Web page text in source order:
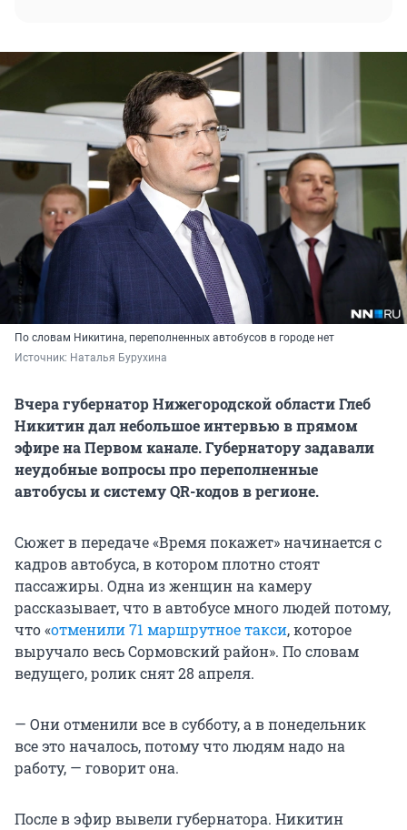
По словам Никитина, переполненных автобусов в городе нет
Источник: Наталья Бурухина
Вчера губернатор Нижегородской области Глеб
Никитин дал небольшое интервью в прямом
эфире на Первом канале. Губернатору задавали
неудобные вопросы про переполненные
автобусы и систему QR-кодов в регионе.
Сюжет в передаче «Время покажет» начинается с
кадров автобуса, в котором плотно стоят
пассажиры. Одна из женщин на камеру
рассказывает, что в автобусе много людей потому,
что «отменили 71 маршрутное такси, которое
выручало весь Сормовский район». По словам
ведущего, ролик снят 28 апреля.
— Они отменили все в субботу, а в понедельник
все это началось, потому что людям надо на
работу, — говорит она.
После в эфир вывели губернатора. Никитин